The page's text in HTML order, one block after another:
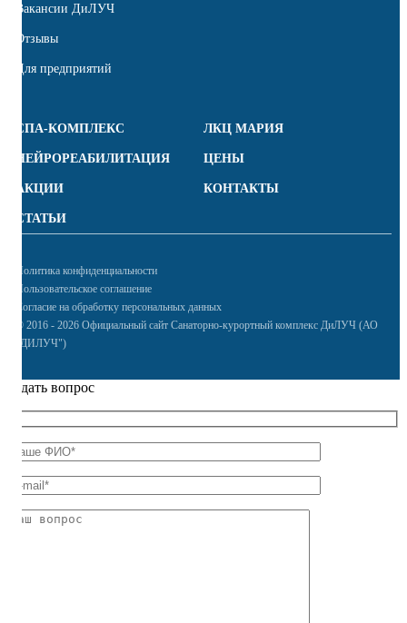
Вакансии ДиЛУЧ
Отзывы
Для предприятий
СПА-КОМПЛЕКС ЛКЦ МАРИЯ
НЕЙРОРЕАБИЛИТАЦИЯ ЦЕНЫ
АКЦИИ КОНТАКТЫ
СТАТЬИ
Политика конфиденциальности
Пользовательское соглашение
Согласие на обработку персональных данных
© 2016 - 2026 Официальный сайт Санаторно-курортный комплекс ДиЛУЧ (АО
"ДИЛУЧ")
Задать вопрос